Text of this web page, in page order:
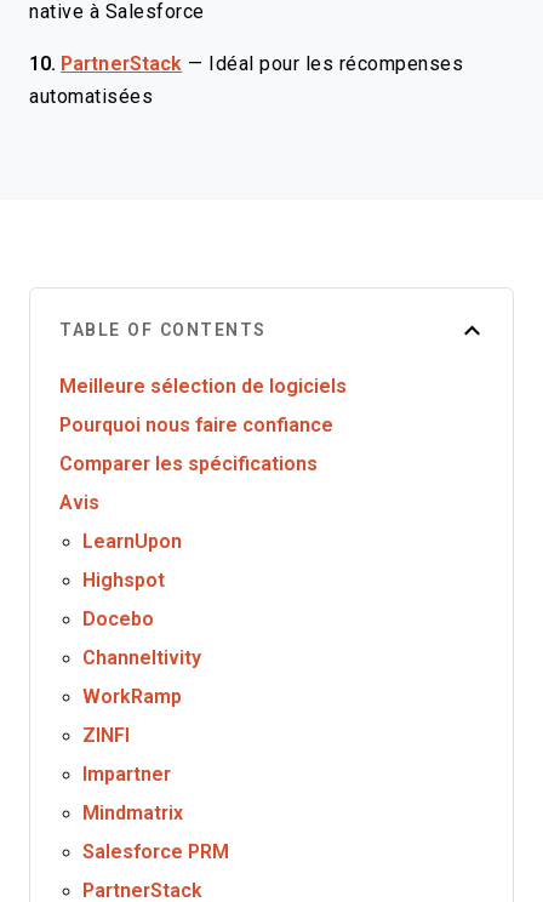
native à Salesforce
10. PartnerStack —
Idéal pour les récompenses
automatisées
TABLE OF CONTENTS
Meilleure sélection de logiciels
Pourquoi nous faire confiance
Comparer les spécifications
Avis
LearnUpon
Highspot
Docebo
Channeltivity
WorkRamp
ZINFI
Impartner
Mindmatrix
Salesforce PRM
PartnerStack